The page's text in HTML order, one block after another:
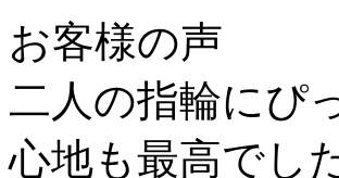
お客様の声
二人の指輪にぴ
心地も最高でし